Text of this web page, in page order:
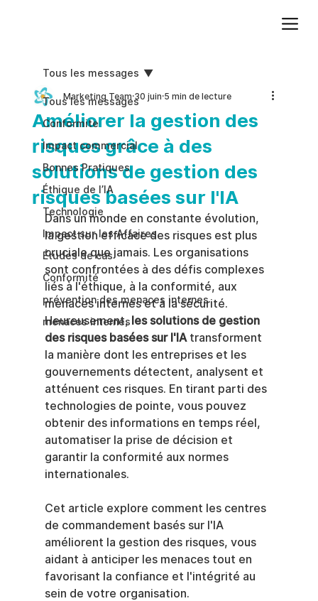
Tous les messages
Conformite
Impact commercial
Bonnes Pratiques
Éthique de l’IA
Technologie
Impact sur les Affaires
Études de cas
Conformité
prévention des menaces internes
menaces internes
Tous les messages
Améliorer la gestion des
risques grâce à des
solutions de gestion des
risques basées sur l'IA
Marketing Team 30 juin 5 min de lecture
Dans un monde en constante évolution,
la gestion efficace des risques est plus
cruciale que jamais. Les organisations
sont confrontées à des défis complexes
liés à l'éthique, à la conformité, aux
menaces internes et à la sécurité.
Heureusement, les solutions de gestion
des risques basées sur l'IA transforment
la manière dont les entreprises et les
gouvernements détectent, analysent et
atténuent ces risques. En tirant parti des
technologies de pointe, vous pouvez
obtenir des informations en temps réel,
automatiser la prise de décision et
garantir la conformité aux normes
internationales.
Cet article explore comment les centres
de commandement basés sur l'IA
améliorent la gestion des risques, vous
aidant à anticiper les menaces tout en
favorisant la confiance et l'intégrité au
sein de votre organisation.